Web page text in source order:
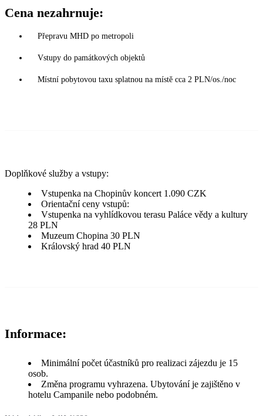
Cena nezahrnuje:
Přepravu MHD po metropoli
Vstupy do památkových objektů
Místní pobytovou taxu splatnou na místě cca 2 PLN/os./noc
Doplňkové služby a vstupy:
Vstupenka na Chopinův koncert 1.090 CZK
Orientační ceny vstupů:
Vstupenka na vyhlídkovou terasu Paláce vědy a kultury
28 PLN
Muzeum Chopina 30 PLN
Královský hrad 40 PLN
Informace:
Minimální počet účastníků pro realizaci zájezdu je 15
osob.
Změna programu vyhrazena. Ubytování je zajištěno v
hotelu Campanile nebo podobném.